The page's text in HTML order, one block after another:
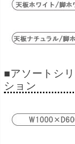
■アソートシ
ション